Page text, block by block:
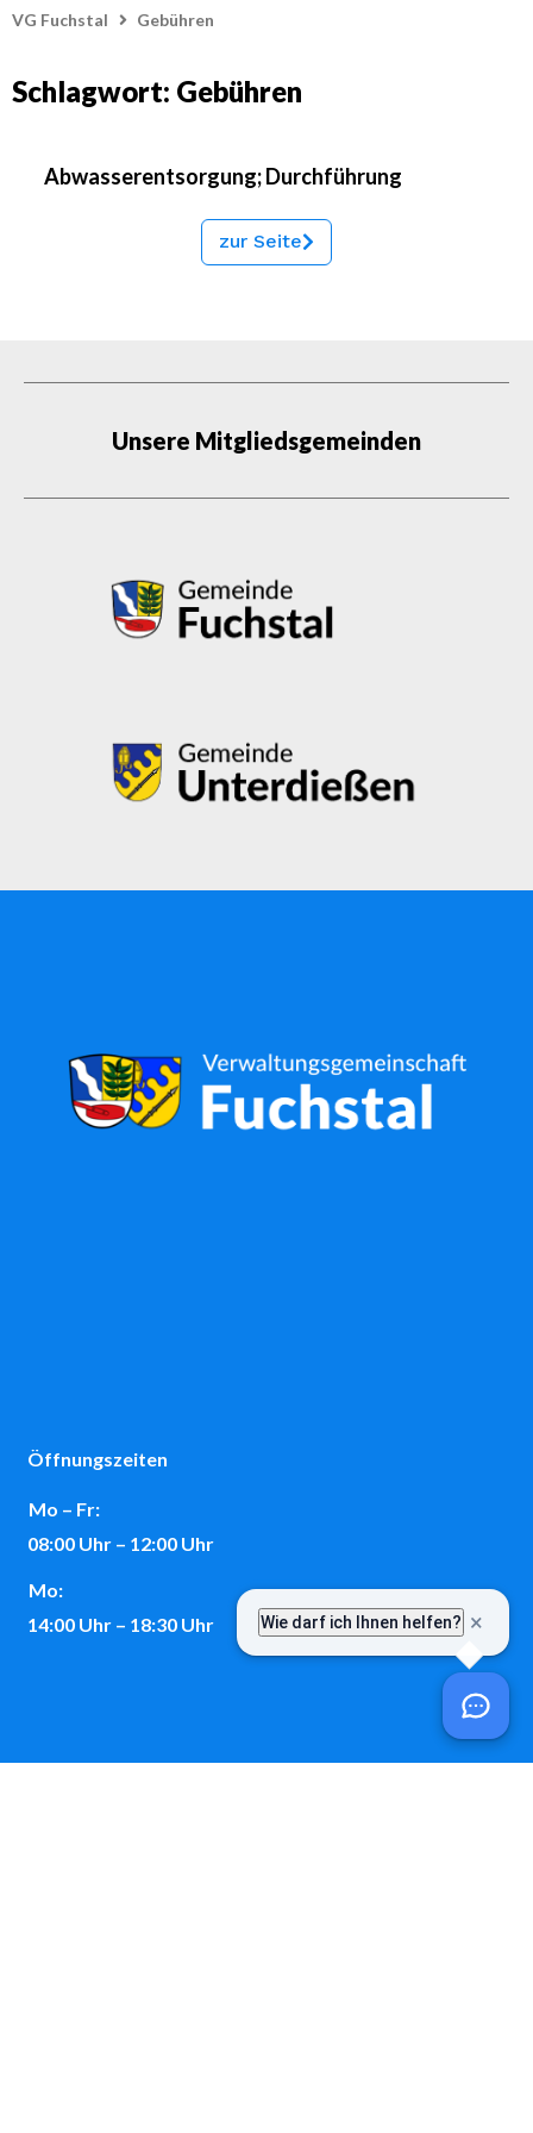
VG Fuchstal Gebühren
Schlagwort: Gebühren
Abwasserentsorgung; Durchführung
zur Seite
Unsere Mitgliedsgemeinden
Öffnungszeiten
Mo – Fr:
08:00 Uhr – 12:00 Uhr
Mo:
14:00 Uhr – 18:30 Uhr